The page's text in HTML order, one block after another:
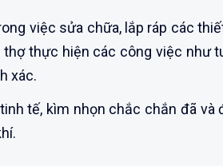
việc sửa chữa, lắp ráp các
thực hiện các công việc như
xác.
tế, kìm nhọn chắc chắn đã và